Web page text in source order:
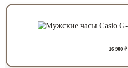
16 900 ₽